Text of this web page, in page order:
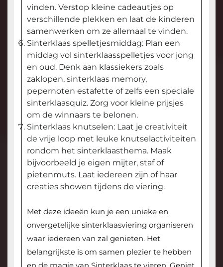
vinden. Verstop kleine cadeautjes op
verschillende plekken en laat de kinderen
samenwerken om ze allemaal te vinden.
Sinterklaas spelletjesmiddag: Plan een
middag vol sinterklaasspelletjes voor jong
en oud. Denk aan klassiekers zoals
zaklopen, sinterklaas memory,
pepernoten estafette of zelfs een speciale
sinterklaasquiz. Zorg voor kleine prijsjes
om de winnaars te belonen.
Sinterklaas knutselen: Laat je creativiteit
de vrije loop met leuke knutselactiviteiten
rondom het sinterklaasthema. Maak
bijvoorbeeld je eigen mijter, staf of
pietenmuts. Laat iedereen zijn of haar
creaties showen tijdens de viering.
Met deze ideeën kun je een unieke en
onvergetelijke sinterklaasviering organiseren
waar iedereen van zal genieten. Het
belangrijkste is om samen plezier te hebben
en de magie van Sinterklaas te vieren. Geniet